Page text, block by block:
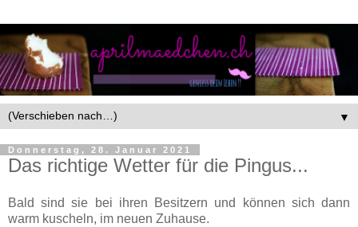
▼
Donnerstag, 28. Januar 2021
Das richtige Wetter für die Pingus...
Bald sind sie bei ihren Besitzern und können sich dann
warm kuscheln, im neuen Zuhause.